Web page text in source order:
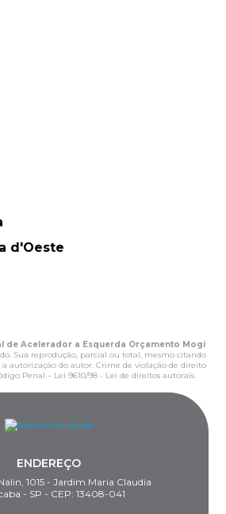
d'Oeste
de Acelerador a Esquerda Orçamento Mogi
Sua reprodução, parcial ou total, mesmo citando
a autorização do autor. Crime de violação de direito
Penal – Lei 9610/98 - Lei de direitos autorais.
ENDEREÇO
1015 - Jardim Maria Claudia
- SP - CEP: 13408-041